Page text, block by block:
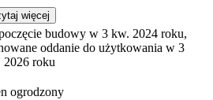
więcej
budowy w 3 kw. 2024 roku,
oddanie do użytkowania w 3
2026 roku
ogrodzony